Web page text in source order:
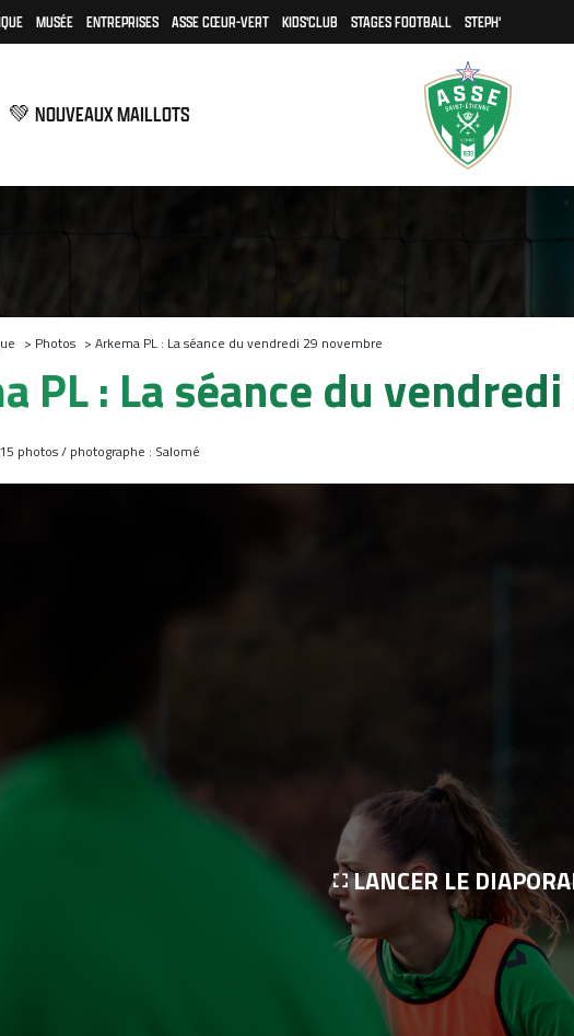
MUSÉE ENTREPRISES ASSE CŒUR-VERT KIDS'CLUB STAGES FOOTBALL STEPH'
💚 NOUVEAUX MAILLOTS
> Photos > Arkema PL : La séance du vendredi 29 novembre
PL : La séance du
photos / photographe : Salomé
LANCER LE